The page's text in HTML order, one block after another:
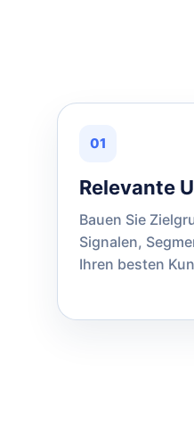
01
Relevante
Bauen Sie
Signalen,
Ihren besten